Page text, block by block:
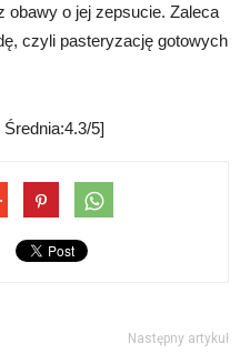
obawy o jej zepsucie. Zaleca
czyli pasteryzację gotowych
5]
Następny artykuł